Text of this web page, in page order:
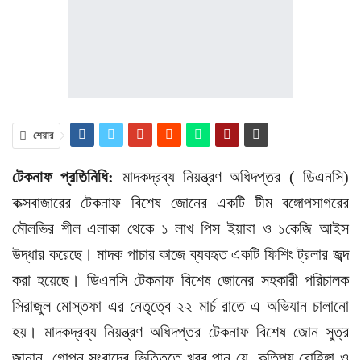
শেয়ার
টেকনাফ প্রতিনিধি: মাদকদ্রব্য নিয়ন্ত্রণ অধিদপ্তর ( ডিএনসি)
কক্সবাজারের টেকনাফ বিশেষ জোনের একটি টীম বঙ্গোপসাগরের
মৌলভির শীল এলাকা থেকে ১ লাখ পিস ইয়াবা ও ১কেজি আইস
উদ্ধার করেছে। মাদক পাচার কাজে ব্যবহৃত একটি ফিশিং ট্রলার জব্দ
করা হয়েছে। ডিএনসি টেকনাফ বিশেষ জোনের সহকারী পরিচালক
সিরাজুল মোস্তফা এর নেতৃত্বে ২২ মার্চ রাতে এ অভিযান চালানো
হয়। মাদকদ্রব্য নিয়ন্ত্রণ অধিদপ্তর টেকনাফ বিশেষ জোন সুত্র